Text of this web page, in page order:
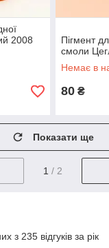
2008
Пігмент
смоли
Немає в
80 ₴
Показати ще
1 / 2
з 235 відгуків за рік